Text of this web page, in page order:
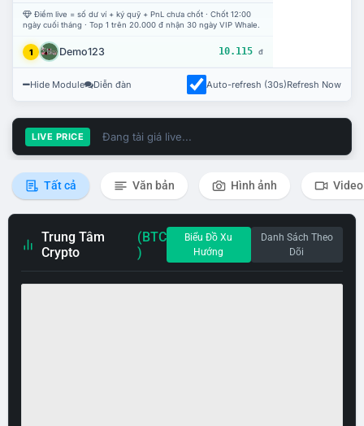
Điểm live = số dư ví + ký quỹ + PnL chưa chốt · Chốt 12:00
ngày cuối tháng · Top 1 trên 20.000 đ nhận 30 ngày VIP Whale.
1 Demo123 10.115 đ
Hide Module Diễn đàn Auto-refresh (30s)Refresh Now
LIVE PRICE Đang tải giá live...
Tất cả Văn bản Hình ảnh Video
Trung Tâm
Crypto
(BTC
)
Biểu Đồ Xu
Hướng
Danh Sách Theo
Dõi